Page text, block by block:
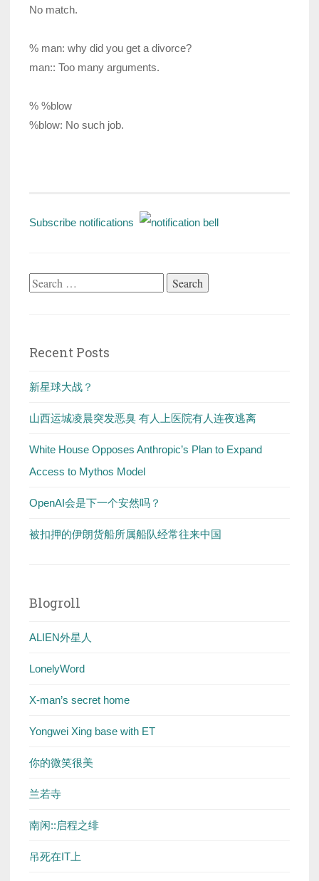
No match.
% man: why did you get a divorce?
man:: Too many arguments.
% %blow
%blow: No such job.
Subscribe notifications
Search
Recent Posts
新星球大战？
山西运城凌晨突发恶臭 有人上医院有人连夜逃离
White House Opposes Anthropic’s Plan to Expand
Access to Mythos Model
OpenAI会是下一个安然吗？
被扣押的伊朗货船所属船队经常往来中国
Blogroll
ALIEN外星人
LonelyWord
X-man’s secret home
Yongwei Xing base with ET
你的微笑很美
兰若寺
南闲::启程之绯
吊死在IT上